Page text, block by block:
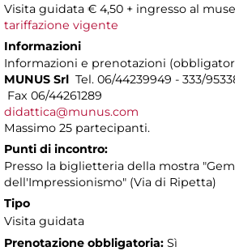
Visita guidata € 4,50 + ingresso al
tariffazione vigente
Informazioni
Informazioni e prenotazioni
MUNUS Srl Tel. 06/44239949 - 333/
Fax 06/44261289
didattica@munus.com
Massimo 25 partecipanti.
Punti di incontro:
Presso la biglietteria della mostra
dell'Impressionismo" (Via di Ripetta)
Tipo
Visita guidata
Prenotazione obbligatoria: Sì